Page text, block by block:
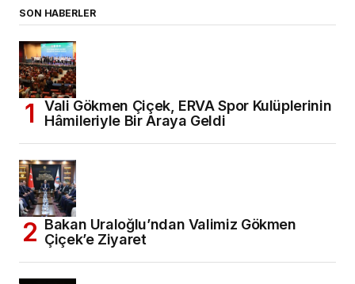
SON HABERLER
Vali Gökmen Çiçek, ERVA Spor Kulüplerinin
Hâmileriyle Bir Araya Geldi
Bakan Uraloğlu’ndan Valimiz Gökmen
Çiçek’e Ziyaret